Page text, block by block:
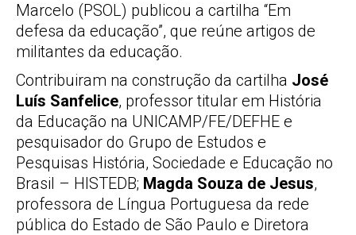
Marcelo (PSOL) publicou a cartilha “Em
defesa da educação”, que reúne artigos de
militantes da educação.
Contribuiram na construção da cartilha José
Luís Sanfelice, professor titular em História
da Educação na UNICAMP/FE/DEFHE e
pesquisador do Grupo de Estudos e
Pesquisas História, Sociedade e Educação no
Brasil – HISTEDB; Magda Souza de Jesus,
professora de Língua Portuguesa da rede
pública do Estado de São Paulo e Diretora